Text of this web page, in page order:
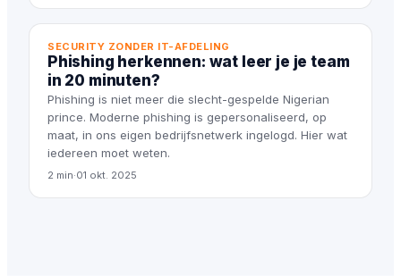
SECURITY ZONDER IT-AFDELING
Phishing herkennen: wat leer je je team
in 20 minuten?
Phishing is niet meer die slecht-gespelde Nigerian
prince. Moderne phishing is gepersonaliseerd, op
maat, in ons eigen bedrijfsnetwerk ingelogd. Hier wat
iedereen moet weten.
2 min·01 okt. 2025